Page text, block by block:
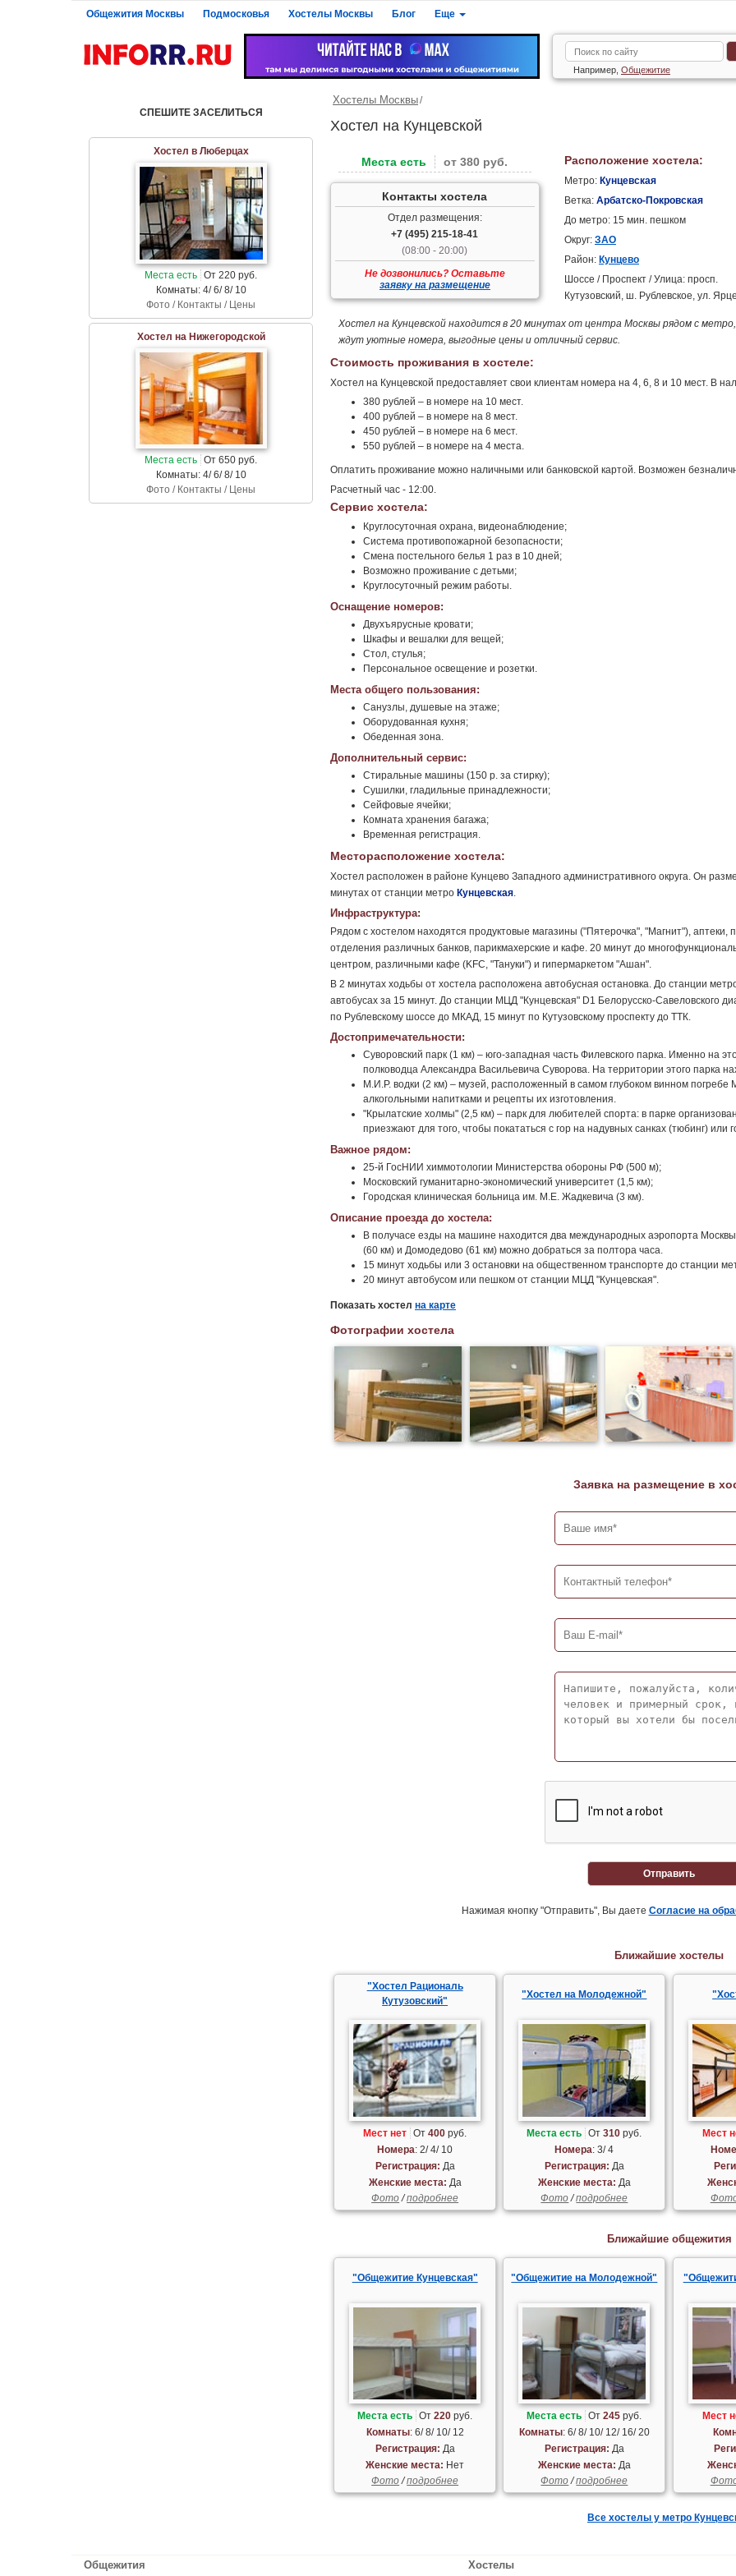
Общежития Москвы Подмосковья Хостелы Москвы Блог Еще
Например, Общежитие
СПЕШИТЕ ЗАСЕЛИТЬСЯ
Хостел в Люберцах
Места есть От 220 руб.
Комнаты: 4/ 6/ 8/ 10
Фото / Контакты / Цены
Хостел на Нижегородской
Места есть От 650 руб.
Комнаты: 4/ 6/ 8/ 10
Фото / Контакты / Цены
Хостелы Москвы
Хостел на Кунцевской
Места есть от 380 руб.
Контакты хостела
Отдел размещения:
+7 (495) 215-18-41
(08:00 - 20:00)
Не дозвонились? Оставьте
заявку на размещение
Расположение хостела:
Метро: Кунцевская
Ветка: Арбатско-Покровская
До метро: 15 мин. пешком
Округ: ЗАО
Район: Кунцево
Шоссе / Проспект / Улица: просп.
Кутузовский, ш. Рублевское, ул.
Хостел на Кунцевской находится в 20 минутах от центра Москвы рядом с
ждут уютные номера, выгодные цены и отличный сервис.
Стоимость проживания в хостеле:
Хостел на Кунцевской предоставляет свои клиентам номера на 4, 6, 8 и 10 мест. В
380 рублей – в номере на 10 мест.
400 рублей – в номере на 8 мест.
450 рублей – в номере на 6 мест.
550 рублей – в номере на 4 места.
Оплатить проживание можно наличными или банковской картой. Возможен
Расчетный час - 12:00.
Сервис хостела:
Круглосуточная охрана, видеонаблюдение;
Система противопожарной безопасности;
Смена постельного белья 1 раз в 10 дней;
Возможно проживание с детьми;
Круглосуточный режим работы.
Оснащение номеров:
Двухъярусные кровати;
Шкафы и вешалки для вещей;
Стол, стулья;
Персональное освещение и розетки.
Места общего пользования:
Санузлы, душевые на этаже;
Оборудованная кухня;
Обеденная зона.
Дополнительный сервис:
Стиральные машины (150 р. за стирку);
Сушилки, гладильные принадлежности;
Сейфовые ячейки;
Комната хранения багажа;
Временная регистрация.
Месторасположение хостела:
Хостел расположен в районе Кунцево Западного административного округа. Он
минутах от станции метро Кунцевская.
Инфраструктура:
Рядом с хостелом находятся продуктовые магазины ("Пятерочка", "Магнит"),
отделения различных банков, парикмахерские и кафе. 20 минут до
центром, различными кафе (KFC, "Тануки") и гипермаркетом "Ашан".
В 2 минутах ходьбы от хостела расположена автобусная остановка. До станции
автобусах за 15 минут. До станции МЦД "Кунцевская" D1 Белорусско-Савеловского
по Рублевскому шоссе до МКАД, 15 минут по Кутузовскому проспекту до ТТК.
Достопримечательности:
Суворовский парк (1 км) – юго-западная часть Филевского парка. Именно на
полководца Александра Васильевича Суворова. На территории этого парка
М.И.Р. водки (2 км) – музей, расположенный в самом глубоком винном
алкогольными напитками и рецепты их изготовления.
"Крылатские холмы" (2,5 км) – парк для любителей спорта: в парке
приезжают для того, чтобы покататься с гор на надувных санках (тюбинг) или
Важное рядом:
25-й ГосНИИ химмотологии Министерства обороны РФ (500 м);
Московский гуманитарно-экономический университет (1,5 км);
Городская клиническая больница им. М.Е. Жадкевича (3 км).
Описание проезда до хостела:
В получасе езды на машине находится два международных аэропорта
(60 км) и Домодедово (61 км) можно добраться за полтора часа.
15 минут ходьбы или 3 остановки на общественном транспорте до станции
20 минут автобусом или пешком от станции МЦД "Кунцевская".
Показать хостел на карте
Фотографии хостела
Заявка на размещение в
Отправить
Нажимая кнопку "Отправить", Вы даете Согласие на
Ближайшие хостелы
"Хостел Рациональ
Кутузовский"
Мест нет От400 руб.
Номера: 2/ 4/ 10
Регистрация: Да
Женские места: Да
Фото /подробнее
"Хостел на Молодежной"
Места есть От310 руб.
Номера: 3/ 4
Регистрация: Да
Женские места: Да
Фото /подробнее
Мест
Ближайшие общежития
"Общежитие Кунцевская"
Места есть От220 руб.
Комнаты: 6/ 8/ 10/ 12
Регистрация: Да
Женские места: Нет
Фото/подробнее
"Общежитие на Молодежной"
Места есть От245 руб.
Комнаты: 6/ 8/ 10/ 12/ 16/ 20
Регистрация: Да
Женские места: Да
Фото/подробнее
Мест
Все хостелы у метро
Общежития Хостелы